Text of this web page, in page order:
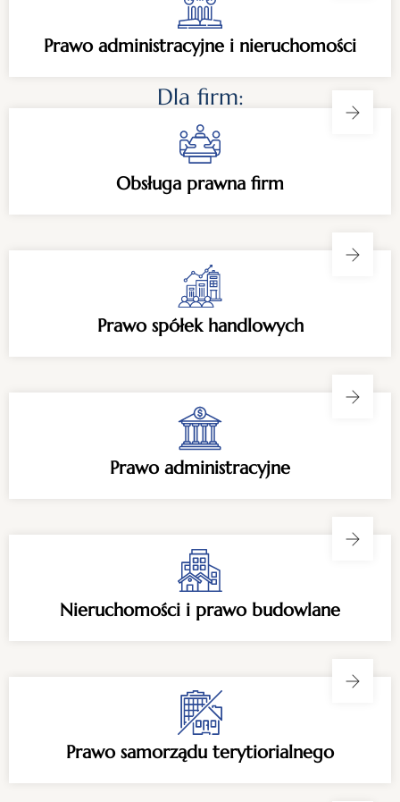
Prawo administracyjne i nieruchomości
Dla firm:
Obsługa prawna firm
Prawo spółek handlowych
Prawo administracyjne
Nieruchomości i prawo budowlane
Prawo samorządu terytiorialnego